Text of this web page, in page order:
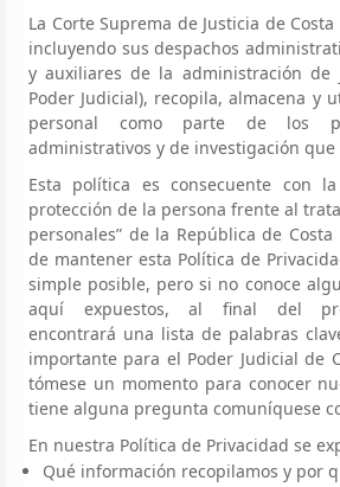
La Corte Suprema de Justicia de Costa
incluyendo sus despachos
y auxiliares de la administración de
Poder Judicial), recopila, almacena y
personal como parte de los
administrativos y de investigación que
Esta política es consecuente con
protección de la persona frente al
personales” de la República de
de mantener esta Política de
simple posible, pero si no conoce
aquí expuestos, al final del
encontrará una lista de palabras
importante para el Poder Judicial de
tómese un momento para conocer
tiene alguna pregunta comuníquese
En nuestra Política de Privacidad se
Qué información recopilamos y por